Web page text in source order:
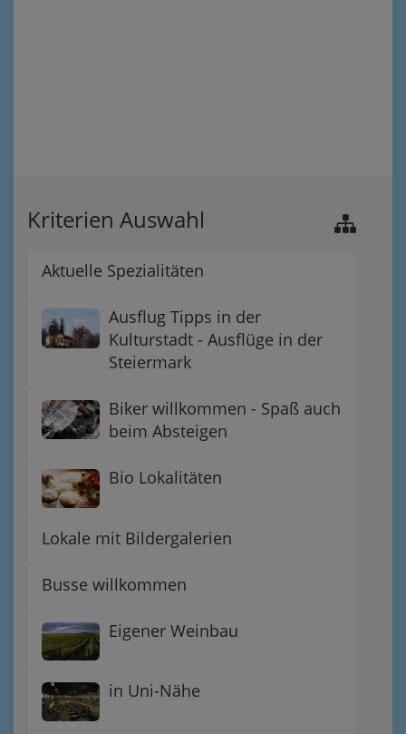
Kriterien Auswahl
Aktuelle Spezialitäten
Ausflug Tipps in der
Kulturstadt - Ausflüge in der
Steiermark
Biker willkommen - Spaß auch
beim Absteigen
Bio Lokalitäten
Lokale mit Bildergalerien
Busse willkommen
Eigener Weinbau
in Uni-Nähe